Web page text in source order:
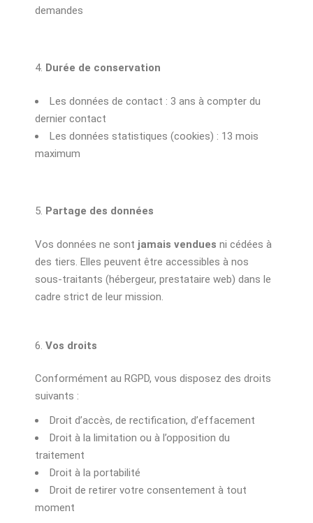
demandes
Durée de conservation
Les données de contact : 3 ans à compter du
dernier contact
Les données statistiques (cookies) : 13 mois
maximum
Partage des données
Vos données ne sont jamais vendues ni cédées à
des tiers. Elles peuvent être accessibles à nos
sous-traitants (hébergeur, prestataire web) dans le
cadre strict de leur mission.
Vos droits
Conformément au RGPD, vous disposez des droits
suivants :
Droit d’accès, de rectification, d’effacement
Droit à la limitation ou à l’opposition du
traitement
Droit à la portabilité
Droit de retirer votre consentement à tout
moment